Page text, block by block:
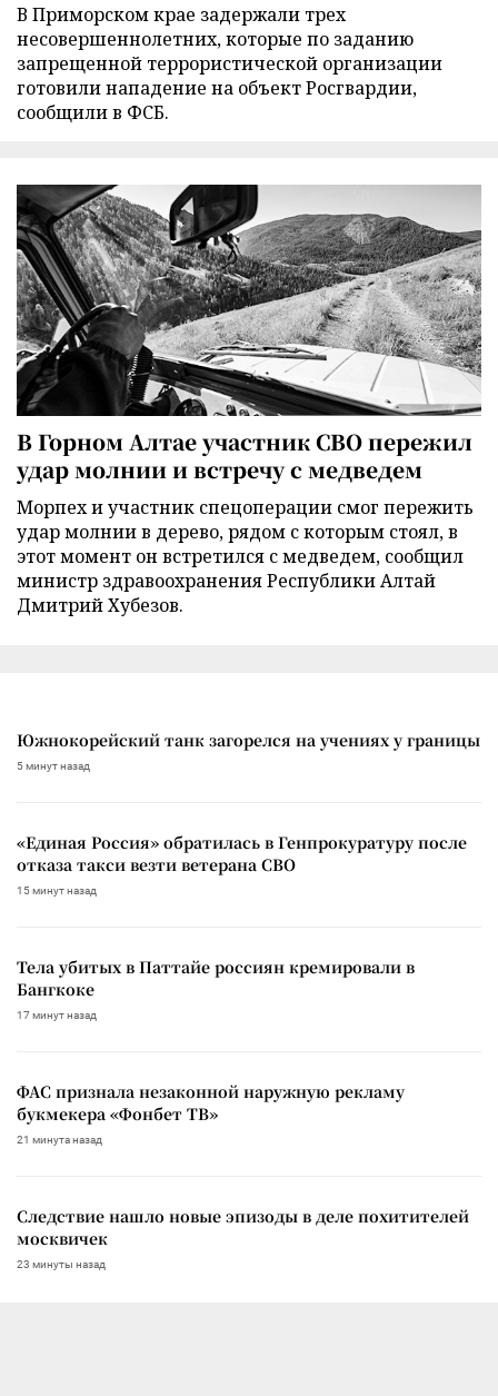
В Приморском крае задержали трех
несовершеннолетних, которые по заданию
запрещенной террористической организации
готовили нападение на объект Росгвардии,
сообщили в ФСБ.
В Горном Алтае участник СВО пережил
удар молнии и встречу с медведем
Морпех и участник спецоперации смог пережить
удар молнии в дерево, рядом с которым стоял, в
этот момент он встретился с медведем, сообщил
министр здравоохранения Республики Алтай
Дмитрий Хубезов.
Южнокорейский танк загорелся на учениях у границы
5 минут назад
«Единая Россия» обратилась в Генпрокуратуру после
отказа такси везти ветерана СВО
15 минут назад
Тела убитых в Паттайе россиян кремировали в
Бангкоке
17 минут назад
ФАС признала незаконной наружную рекламу
букмекера «Фонбет ТВ»
21 минута назад
Следствие нашло новые эпизоды в деле похитителей
москвичек
23 минуты назад